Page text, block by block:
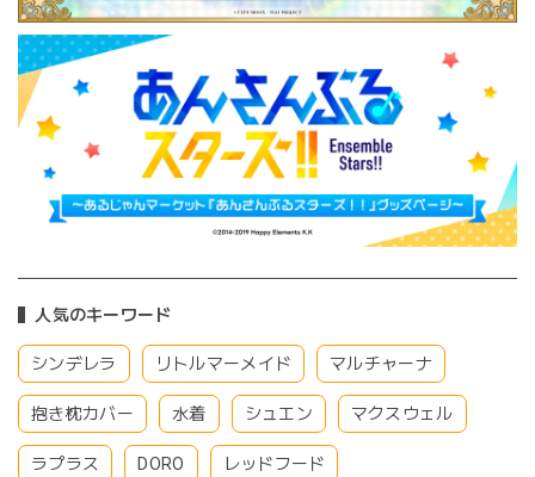
人気のキーワード
シンデレラ リトルマーメイド マルチャーナ
抱き枕カバー 水着 シュエン マクスウェル
ラプラス DORO レッドフード